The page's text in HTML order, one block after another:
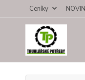
Ceníky